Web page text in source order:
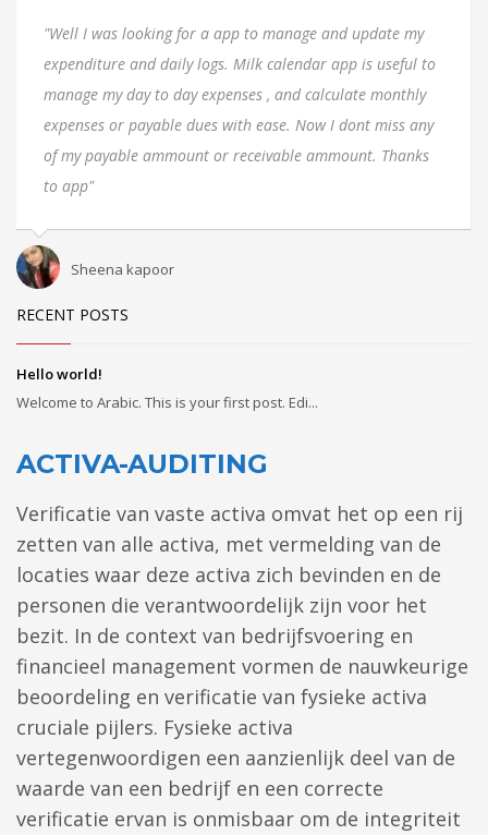
"Well I was looking for a app to manage and update my
expenditure and daily logs. Milk calendar app is useful to
manage my day to day expenses , and calculate monthly
expenses or payable dues with ease. Now I dont miss any
of my payable ammount or receivable ammount. Thanks
to app"
Sheena kapoor
RECENT POSTS
Hello world!
Welcome to Arabic. This is your first post. Edi...
ACTIVA-AUDITING
Verificatie van vaste activa omvat het op een rij
zetten van alle activa, met vermelding van de
locaties waar deze activa zich bevinden en de
personen die verantwoordelijk zijn voor het
bezit. In de context van bedrijfsvoering en
financieel management vormen de nauwkeurige
beoordeling en verificatie van fysieke activa
cruciale pijlers. Fysieke activa
vertegenwoordigen een aanzienlijk deel van de
waarde van een bedrijf en een correcte
verificatie ervan is onmisbaar om de integriteit